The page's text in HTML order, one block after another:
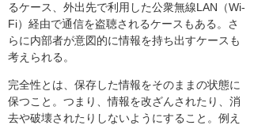
るケース、外出先で利用した公衆無線LAN（Wi-
Fi）経由で通信を盗聴されるケースもある。さ
らに内部者が意図的に情報を持ち出すケースも
考えられる。
完全性とは、保存した情報をそのままの状態に
保つこと。つまり、情報を改ざんされたり、消
去や破壊されたりしないようにすること。例え